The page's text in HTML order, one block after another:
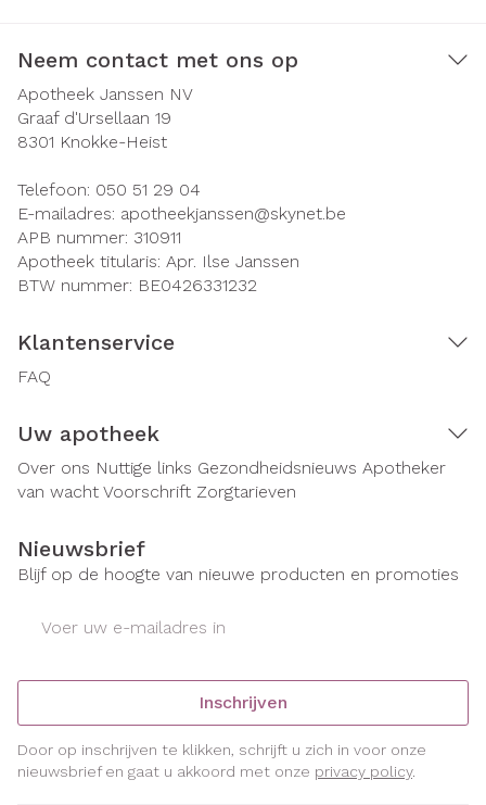
Neem contact met ons op
Apotheek Janssen NV
Graaf d'Ursellaan 19
8301 Knokke-Heist
Telefoon: 050 51 29 04
E-mailadres: apotheekjanssen@skynet.be
APB nummer: 310911
Apotheek titularis: Apr. Ilse Janssen
BTW nummer: BE0426331232
Klantenservice
FAQ
Uw apotheek
Over ons Nuttige links Gezondheidsnieuws Apotheker
van wacht Voorschrift Zorgtarieven
Nieuwsbrief
Blijf op de hoogte van nieuwe producten en promoties
Inschrijven
Door op inschrijven te klikken, schrijft u zich in voor onze
nieuwsbrief en gaat u akkoord met onze privacy policy.